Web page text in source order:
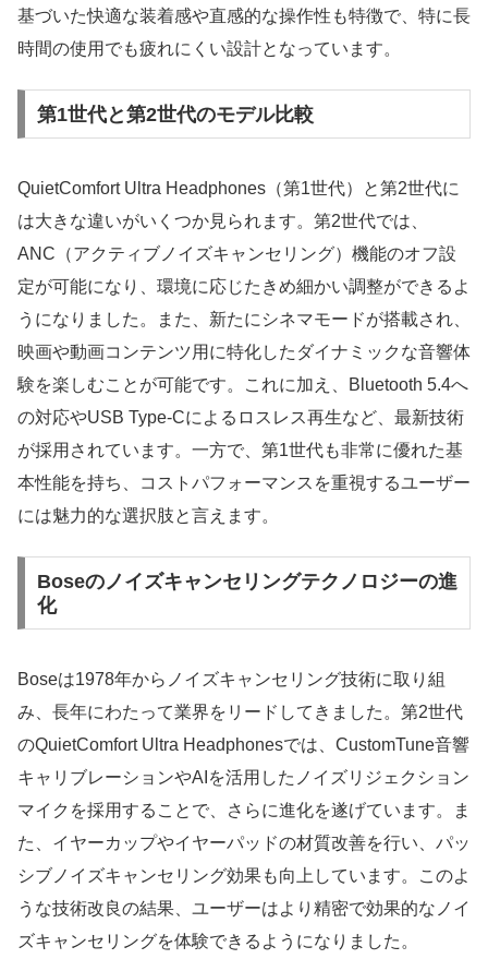
基づいた快適な装着感や直感的な操作性も特徴で、特に長
時間の使用でも疲れにくい設計となっています。
第1世代と第2世代のモデル比較
QuietComfort Ultra Headphones（第1世代）と第2世代に
は大きな違いがいくつか見られます。第2世代では、
ANC（アクティブノイズキャンセリング）機能のオフ設
定が可能になり、環境に応じたきめ細かい調整ができるよ
うになりました。また、新たにシネマモードが搭載され、
映画や動画コンテンツ用に特化したダイナミックな音響体
験を楽しむことが可能です。これに加え、Bluetooth 5.4へ
の対応やUSB Type-Cによるロスレス再生など、最新技術
が採用されています。一方で、第1世代も非常に優れた基
本性能を持ち、コストパフォーマンスを重視するユーザー
には魅力的な選択肢と言えます。
Boseのノイズキャンセリングテクノロジーの進
化
Boseは1978年からノイズキャンセリング技術に取り組
み、長年にわたって業界をリードしてきました。第2世代
のQuietComfort Ultra Headphonesでは、CustomTune音響
キャリブレーションやAIを活用したノイズリジェクション
マイクを採用することで、さらに進化を遂げています。ま
た、イヤーカップやイヤーパッドの材質改善を行い、パッ
シブノイズキャンセリング効果も向上しています。このよ
うな技術改良の結果、ユーザーはより精密で効果的なノイ
ズキャンセリングを体験できるようになりました。